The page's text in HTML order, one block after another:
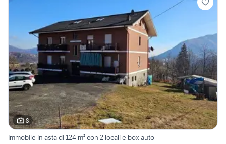
8
Immobile in asta di 124 m² con 2 locali e box auto